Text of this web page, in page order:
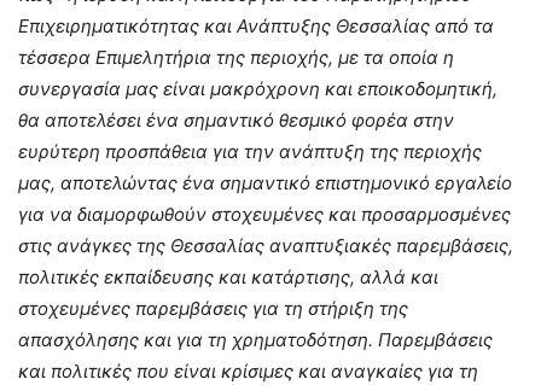
Επιχειρηματικότητας και Ανάπτυξης Θεσσαλίας από τα
τέσσερα Επιμελητήρια της περιοχής, με τα οποία η
συνεργασία μας είναι μακρόχρονη και εποικοδομητική,
θα αποτελέσει ένα σημαντικό θεσμικό φορέα στην
ευρύτερη προσπάθεια για την ανάπτυξη της περιοχής
μας, αποτελώντας ένα σημαντικό επιστημονικό εργαλείο
για να διαμορφωθούν στοχευμένες και προσαρμοσμένες
στις ανάγκες της Θεσσαλίας αναπτυξιακές παρεμβάσεις,
πολιτικές εκπαίδευσης και κατάρτισης, αλλά και
στοχευμένες παρεμβάσεις για τη στήριξη της
απασχόλησης και για τη χρηματοδότηση. Παρεμβάσεις
και πολιτικές που είναι κρίσιμες και αναγκαίες για τη